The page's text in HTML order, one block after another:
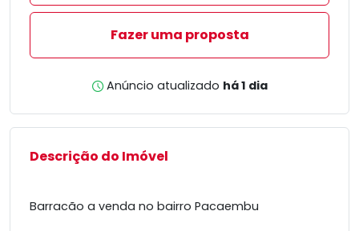
Fazer uma proposta
Anúncio atualizado há 1 dia
Descrição do Imóvel
Barracão a venda no bairro Pacaembu